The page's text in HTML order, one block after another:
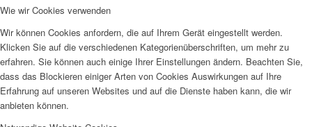
Wie wir Cookies verwenden
Wir können Cookies anfordern, die auf Ihrem Gerät eingestellt werden.
Klicken Sie auf die verschiedenen Kategorienüberschriften, um mehr zu
erfahren. Sie können auch einige Ihrer Einstellungen ändern. Beachten Sie,
dass das Blockieren einiger Arten von Cookies Auswirkungen auf Ihre
Erfahrung auf unseren Websites und auf die Dienste haben kann, die wir
anbieten können.